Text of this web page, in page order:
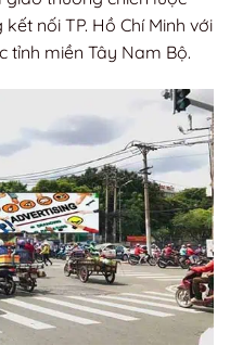
nối TP. Hồ Chí Minh với
tỉnh miền Tây Nam Bộ.